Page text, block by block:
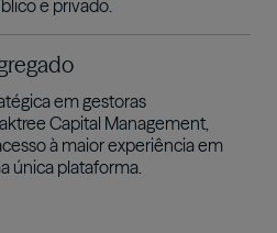
e privado.
em gestoras
Capital Management,
à maior experiência em
única plataforma.